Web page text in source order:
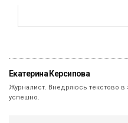
Екатерина Керсипова
Журналист. Внедряюсь текстово в
успешно.